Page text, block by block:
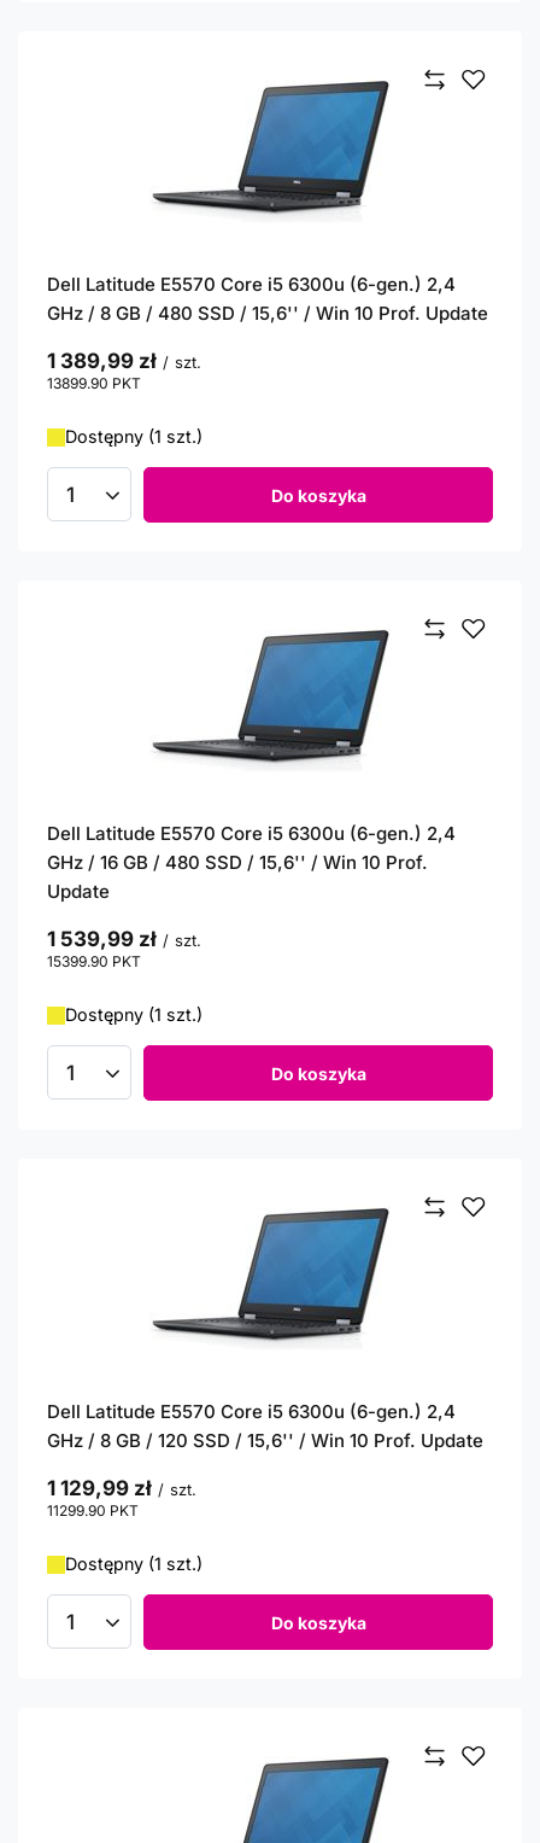
Dell Latitude E5570 Core i5 6300u (6-gen.) 2,4
GHz / 8 GB / 480 SSD / 15,6'' / Win 10 Prof. Update
1 389,99 zł / szt.
13899.90 PKT
Dostępny (1 szt.)
Ilość produktów Do koszyka
Dell Latitude E5570 Core i5 6300u (6-gen.) 2,4
GHz / 16 GB / 480 SSD / 15,6'' / Win 10 Prof.
Update
1 539,99 zł / szt.
15399.90 PKT
Dostępny (1 szt.)
Ilość produktów Do koszyka
Dell Latitude E5570 Core i5 6300u (6-gen.) 2,4
GHz / 8 GB / 120 SSD / 15,6'' / Win 10 Prof. Update
1 129,99 zł / szt.
11299.90 PKT
Dostępny (1 szt.)
Ilość produktów Do koszyka